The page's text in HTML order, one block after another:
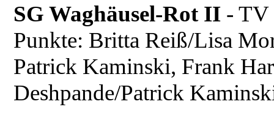
SG Waghäusel-Rot II -
Punkte: Britta Reiß/Lisa
Patrick Kaminski, Frank
Deshpande/Patrick